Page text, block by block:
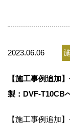
2023.06.06
【施工事例追加
製：DVF-T10CB
【施工事例追加